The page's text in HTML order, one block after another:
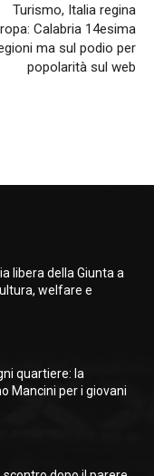
Turismo, Italia regina
Calabria 14esima
ma sul podio per
popolarità sul web
libera della Giunta a
welfare e
quartiere: la
Mancini per i giovani